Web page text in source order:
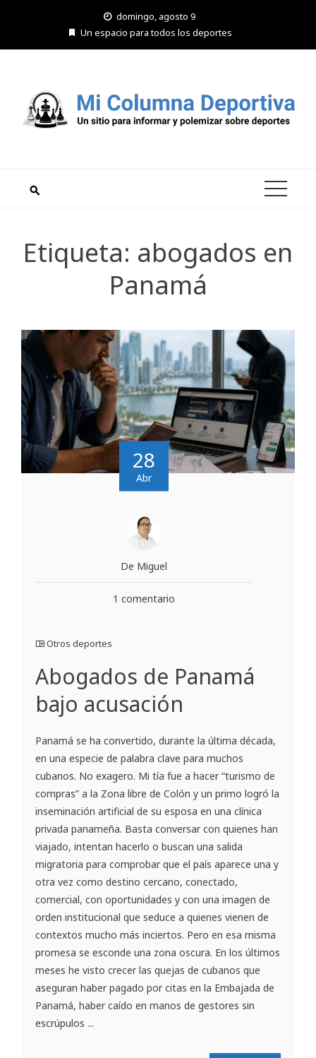
domingo, agosto 9
Un espacio para todos los deportes
Etiqueta: abogados en
Panamá
28
Abr
De Miguel
1 comentario
Otros deportes
Abogados de Panamá
bajo acusación
Panamá se ha convertido, durante la última década,
en una especie de palabra clave para muchos
cubanos. No exagero. Mi tía fue a hacer “turismo de
compras” a la Zona libre de Colón y un primo logró la
inseminación artificial de su esposa en una clínica
privada panameña. Basta conversar con quienes han
viajado, intentan hacerlo o buscan una salida
migratoria para comprobar que el país aparece una y
otra vez como destino cercano, conectado,
comercial, con oportunidades y con una imagen de
orden institucional que seduce a quienes vienen de
contextos mucho más inciertos. Pero en esa misma
promesa se esconde una zona oscura. En los últimos
meses he visto crecer las quejas de cubanos que
aseguran haber pagado por citas en la Embajada de
Panamá, haber caído en manos de gestores sin
escrúpulos ...